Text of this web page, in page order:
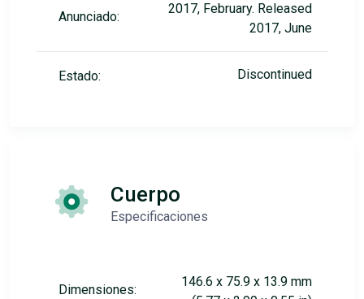
Anunciado:
2017, February. Released
2017, June
Estado: Discontinued
Cuerpo
Especificaciones
Dimensiones:
146.6 x 75.9 x 13.9 mm